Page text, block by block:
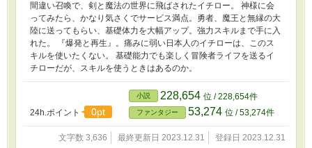
間違い召喚で、剣と魔法の世界に飛ばされたイチロー。 神様に会
ってみたら、かなり気さくでサービス満点。勇者、魔王と無縁の大
陸に送ってもらい、基礎体力を大幅アップ。強力スキルまで手に入
れた。 『爆発と再生』。痛みに弱い日本人のイチローは、このス
キルを使いたくない。 基礎能力でも楽しく冒険者ライフを送るイ
チローだが、スキルを使うときはあるのか。
24h.ポイント 0pt
小説 228,654 位 / 228,654件
ファンタジー 53,274 位 / 53,274件
文字数 3,636 最終更新日 2023.12.31 登録日 2023.12.31